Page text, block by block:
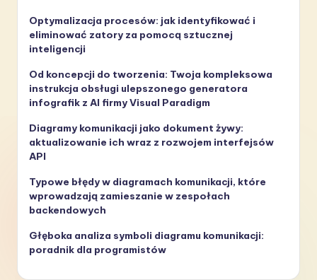
Optymalizacja procesów: jak identyfikować i
eliminować zatory za pomocą sztucznej
inteligencji
Od koncepcji do tworzenia: Twoja kompleksowa
instrukcja obsługi ulepszonego generatora
infografik z AI firmy Visual Paradigm
Diagramy komunikacji jako dokument żywy:
aktualizowanie ich wraz z rozwojem interfejsów
API
Typowe błędy w diagramach komunikacji, które
wprowadzają zamieszanie w zespołach
backendowych
Głęboka analiza symboli diagramu komunikacji:
poradnik dla programistów